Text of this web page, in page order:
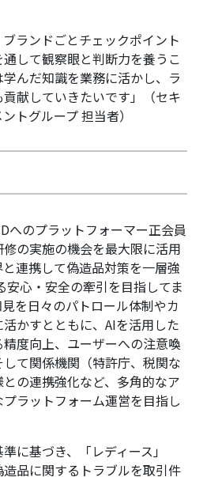
ブランドごとチェックポイント
して観察眼と判断力を養うこ
んだ知識を業務に活かし、ラ
献していきたいです」（セキ
トグループ 担当者）
へのプラットフォーマー正会員
の実施の機会を最大限に活用
連携して偽造品対策を一層強
心・安全の牽引を目指してま
を日々のパトロール体制やカ
かすとともに、AIを活用した
度向上、ユーザーへの注意喚
て関係機関（特許庁、税関な
の連携強化など、多角的なア
ラットフォーム運営を目指し
に基づき、「レディース」
造品に関するトラブルを取引件